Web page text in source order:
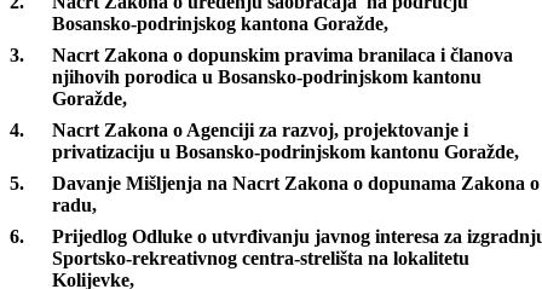
Prijedlog Zakona o poljoprivrednoj savjetodavnoj službi
Bosansko-podrinjskog kantona Goražde,
Nacrt Zakona o uređenju saobraćaja na području
Bosansko-podrinjskog kantona Goražde,
Nacrt Zakona o dopunskim pravima branilaca i članova
njihovih porodica u Bosansko-podrinjskom kantonu
Goražde,
Nacrt Zakona o Agenciji za razvoj, projektovanje i
privatizaciju u Bosansko-podrinjskom kantonu Goražde,
Davanje Mišljenja na Nacrt Zakona o dopunama Zakona o
radu,